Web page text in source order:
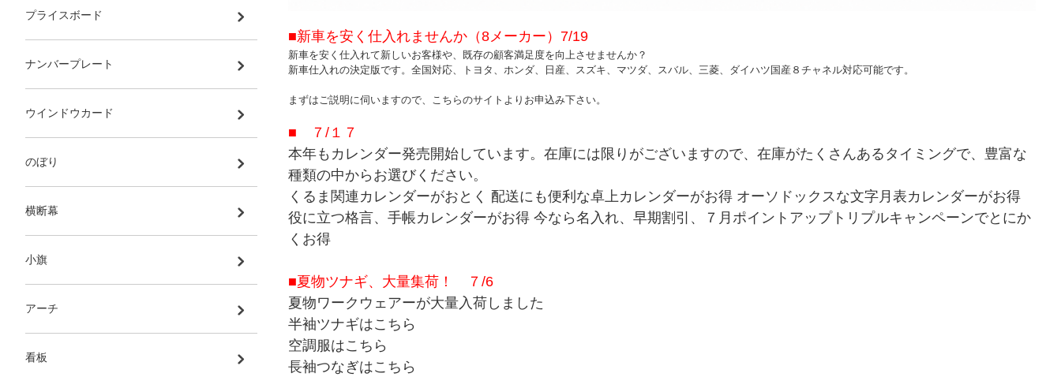
■新車を安く仕入れませんか（8メーカー）7/19
新車を安く仕入れて新しいお客様や、既存の顧客満足度を向上させませんか？
新車仕入れの決定版です。全国対応、トヨタ、ホンダ、日産、スズキ、マツダ、スバル、三菱、ダイハツ国産８チャネル対応可能です。
まずはご説明に伺いますので、 こちらのサイトよりお申込み下さい。
■ ７/１７
本年もカレンダー発売開始しています。在庫には限りがございますので、在庫がたくさんあるタイミングで、豊富な
種類の中からお選びください。
くるま関連カレンダーがおとく 配送にも便利な卓上カレンダーがお得 オーソドックスな文字月表カレンダーがお得
役に立つ格言、手帳カレンダーがお得今なら名入れ、早期割引、７月ポイントアップトリプルキャンペーンでとにか
くお得
■夏物ツナギ、大量集荷！ ７/6
夏物ワークウェアーが大量入荷しました
半袖ツナギはこちら
空調服はこちら
長袖つなぎはこちら
プライスボード
ナンバープレート
ウインドウカード
のぼり
横断幕
小旗
アーチ
看板